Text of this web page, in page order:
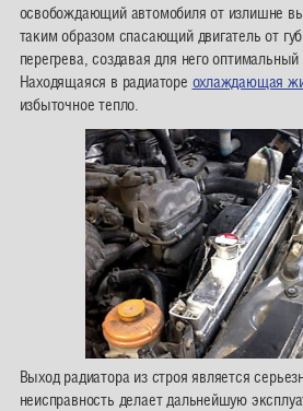
освобождающий автомобиля от излишне
таким образом спасающий двигатель от
перегрева, создавая для него
Находящаяся в радиаторе охлаждающая
избыточное тепло.
Выход радиатора из строя является
неисправность делает дальнейшую